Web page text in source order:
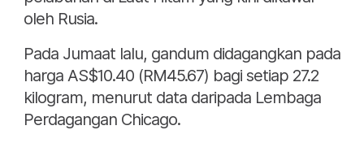
oleh Rusia.
Pada Jumaat lalu, gandum didagangkan pada
harga AS$10.40 (RM45.67) bagi setiap 27.2
kilogram, menurut data daripada Lembaga
Perdagangan Chicago.